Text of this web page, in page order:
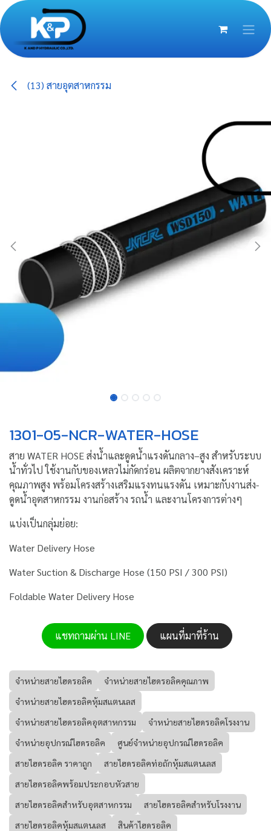
Skip to Content
(13) สายอุตสาหกรรม
1301-05-NCR-WATER-HOSE
สาย WATER HOSE ส่งน้ำและดูดน้ำแรงดันกลาง–สูง สำหรับระบบ
น้ำทั่วไป ใช้งานกับของเหลวไม่กัดกร่อน ผลิตจากยางสังเคราะห์
คุณภาพสูง พร้อมโครงสร้างเสริมแรงทนแรงดัน เหมาะกับงานส่ง-
ดูดน้ำอุตสาหกรรม งานก่อสร้าง รถน้ำ และงานโครงการต่างๆ
แบ่งเป็นกลุ่มย่อย:
Water Delivery Hose
Water Suction & Discharge Hose (150 PSI / 300 PSI)
Foldable Water Delivery Hose
แชทถามผ่าน LINE แผนที่มาที่ร้าน
จำหน่ายสายไฮดรอลิค
จำหน่ายสายไฮดรอลิคคุณภาพ
จำหน่ายสายไฮดรอลิคหุ้มสแตนเลส
จำหน่ายสายไฮดรอลิคอุตสาหกรรม
จำหน่ายสายไฮดรอลิคโรงงาน
จำหน่ายอุปกรณ์ไฮดรอลิค
ศูนย์จำหน่ายอุปกรณ์ไฮดรอลิค
สายไฮดรอลิค ราคาถูก
สายไฮดรอลิคท่อถักหุ้มสแตนเลส
สายไฮดรอลิคพร้อมประกอบหัวสาย
สายไฮดรอลิคสำหรับอุตสาหกรรม
สายไฮดรอลิคสำหรับโรงงาน
สายไฮดรอลิคหุ้มสแตนเลส
สินค้าไฮดรอลิค